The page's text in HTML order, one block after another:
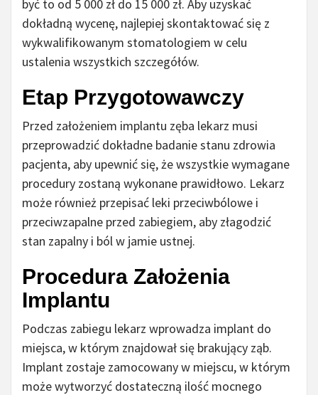
być to od 5 000 zł do 15 000 zł. Aby uzyskać
dokładną wycenę, najlepiej skontaktować się z
wykwalifikowanym stomatologiem w celu
ustalenia wszystkich szczegółów.
Etap Przygotowawczy
Przed założeniem implantu zęba lekarz musi
przeprowadzić dokładne badanie stanu zdrowia
pacjenta, aby upewnić się, że wszystkie wymagane
procedury zostaną wykonane prawidłowo. Lekarz
może również przepisać leki przeciwbólowe i
przeciwzapalne przed zabiegiem, aby złagodzić
stan zapalny i ból w jamie ustnej.
Procedura Założenia
Implantu
Podczas zabiegu lekarz wprowadza implant do
miejsca, w którym znajdował się brakujący ząb.
Implant zostaje zamocowany w miejscu, w którym
może wytworzyć dostateczną ilość mocnego